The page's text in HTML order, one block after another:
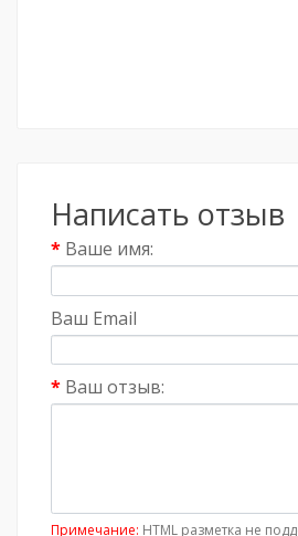
Написать отзыв
Ваше имя:
Ваш Email
Ваш отзыв:
Примечание: HTML разметка не